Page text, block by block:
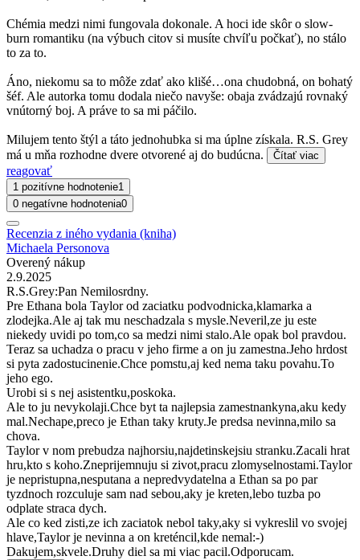
Chémia medzi nimi fungovala dokonale. A hoci ide skôr o slow-
burn romantiku (na výbuch citov si musíte chvíľu počkať), no stálo
to za to.
Áno, niekomu sa to môže zdať ako klišé…ona chudobná, on bohatý
šéf. Ale autorka tomu dodala niečo navyše: obaja zvádzajú rovnaký
vnútorný boj. A práve to sa mi páčilo.
Milujem tento štýl a táto jednohubka si ma úplne získala. R.S. Grey
má u mňa rozhodne dvere otvorené aj do budúcna.
Čítať viac
reagovať
1 pozitívne hodnotenie1
0 negatívne hodnotenia0
Recenzia z iného vydania (kniha)
Michaela Personova
Overený nákup
2.9.2025
R.S.Grey:Pan Nemilosrdny.
Pre Ethana bola Taylor od zaciatku podvodnicka,klamarka a
zlodejka.Ale aj tak mu neschadzala s mysle.Neveril,ze ju este
niekedy uvidi po tom,co sa medzi nimi stalo.Ale opak bol pravdou.
Teraz sa uchadza o pracu v jeho firme a on ju zamestna.Jeho hrdost
si pyta zadostucinenie.Chce pomstu,aj ked nema taku povahu.To
jeho ego.
Urobi si s nej asistentku,poskoka.
Ale to ju nevykolaji.Chce byt ta najlepsia zamestnankyna,aku kedy
mal.Nechape,preco je Ethan taky kruty.Je predsa nevinna,milo sa
chova.
Taylor v nom prebudza najhorsiu,najdetinskejsiu stranku.Zacali hrat
hru,kto s koho.Zneprijemnuju si zivot,pracu zlomyselnostami.Taylor
je nepristupna,nesputana a nepredvydatelna a Ethan sa po par
tyzdnoch rozculuje sam nad sebou,aky je kreten,lebo tuzba po
odplate straca dych.
Ale co ked zisti,ze ich zaciatok nebol taky,aky si vykreslil vo svojej
hlave,Taylor je nevinna a on kreténcil,kde nemal:-)
Dakujem,skvele.Druhy diel sa mi viac pacil.Odporucam.